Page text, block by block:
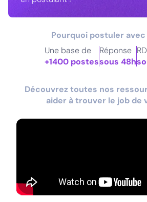
Pourquoi postuler avec
Une base de
+1400 postes
Réponse
sous 48h
Découvrez toutes nos
aider à trouver le job de